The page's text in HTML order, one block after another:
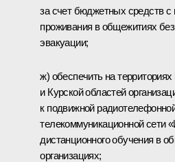
за счет бюджетных средств с
проживания в общежитиях
эвакуации;
ж) обеспечить на
и Курской областей
к подвижной
телекоммуникационной сети
дистанционного обучения в
организациях;